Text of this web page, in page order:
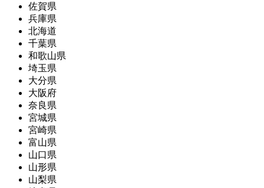
佐賀県
兵庫県
北海道
千葉県
和歌山県
埼玉県
大分県
大阪府
奈良県
宮城県
宮崎県
富山県
山口県
山形県
山梨県